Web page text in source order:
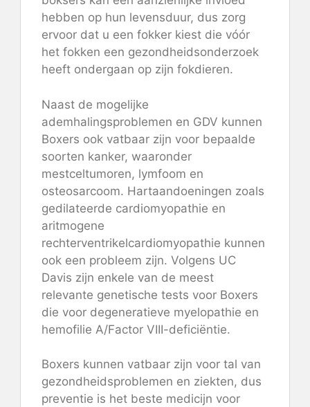
hebben op hun levensduur, dus zorg
ervoor dat u een fokker kiest die vóór
het fokken een gezondheidsonderzoek
heeft ondergaan op zijn fokdieren.
Naast de mogelijke
ademhalingsproblemen en GDV kunnen
Boxers ook vatbaar zijn voor bepaalde
soorten kanker, waaronder
mestceltumoren, lymfoom en
osteosarcoom. Hartaandoeningen zoals
gedilateerde cardiomyopathie en
aritmogene
rechterventrikelcardiomyopathie kunnen
ook een probleem zijn. Volgens UC
Davis zijn enkele van de meest
relevante genetische tests voor Boxers
die voor degeneratieve myelopathie en
hemofilie A/Factor VIII-deficiëntie.
Boxers kunnen vatbaar zijn voor tal van
gezondheidsproblemen en ziekten, dus
preventie is het beste medicijn voor